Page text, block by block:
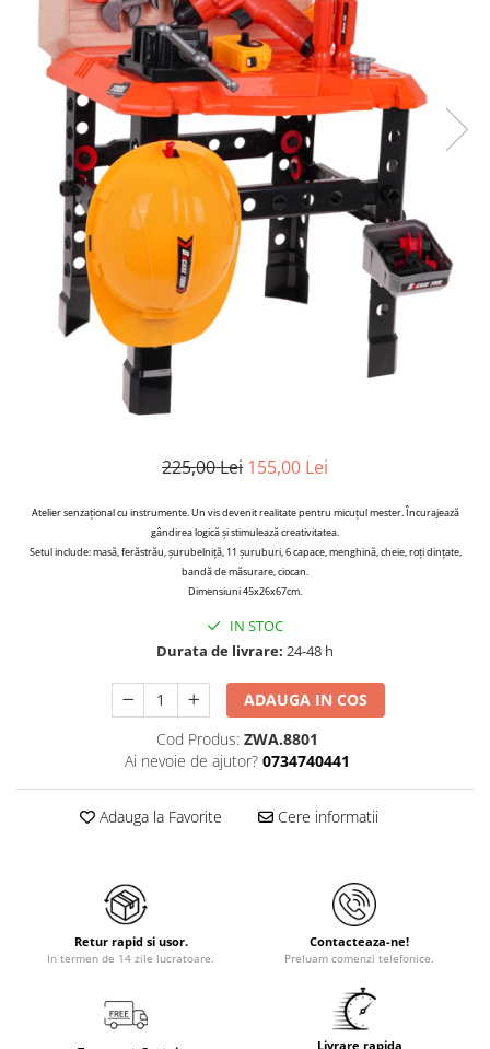
225,00 Lei 155,00 Lei
Atelier senzațional cu instrumente.Un vis devenit realitate pentru micuțul mester.Încurajează
gândirea logică și stimulează creativitatea.
Setul include: masă, ferăstrău, șurubelniță, 11 șuruburi, 6 capace, menghină, cheie, roți dințate,
bandă de măsurare, ciocan.
Dimensiuni 45x26x67cm.
IN STOC
Durata de livrare: 24-48 h
ADAUGA IN COS
Cod Produs: ZWA.8801
Ai nevoie de ajutor? 0734740441
Adauga la Favorite Cere informatii
Retur rapid si usor.
In termen de 14 zile lucratoare.
Contacteaza-ne!
Preluam comenzi telefonice.
Livrare rapida